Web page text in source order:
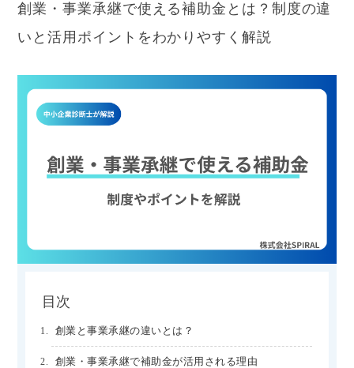
創業・事業承継で使える補助金とは？制度の違
いと活用ポイントをわかりやすく解説
目次
創業と事業承継の違いとは？
創業・事業承継で補助金が活用される理由